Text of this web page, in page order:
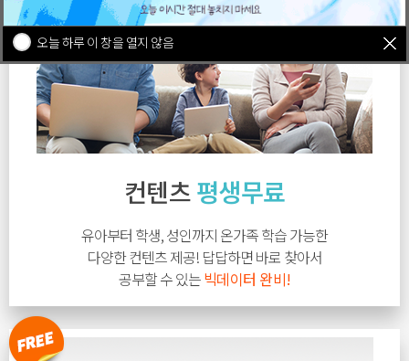
오늘 하루 이 창을 열지 않음
컨텐츠평생무료
유아부터 학생, 성인까지 온가족 학습 가능한
다양한 컨텐츠 제공! 답답하면 바로 찾아서
공부할 수 있는빅데이터 완비!